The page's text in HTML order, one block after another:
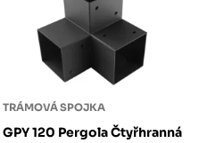
TRÁMOVÁ SPOJKA
GPY 120 Pergola Čtyřhranná